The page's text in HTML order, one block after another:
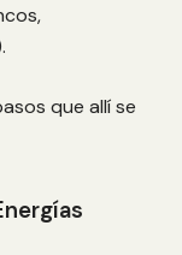
que allí se